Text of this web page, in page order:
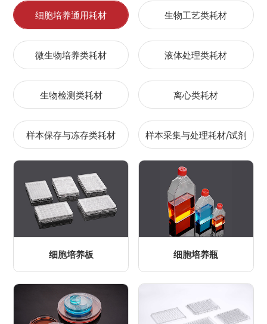
细胞培养通用耗材 生物工艺类耗材
微生物培养类耗材 液体处理类耗材
生物检测类耗材 离心类耗材
样本保存与冻存类耗材 样本采集与处理耗材/试剂
细胞培养板 细胞培养瓶